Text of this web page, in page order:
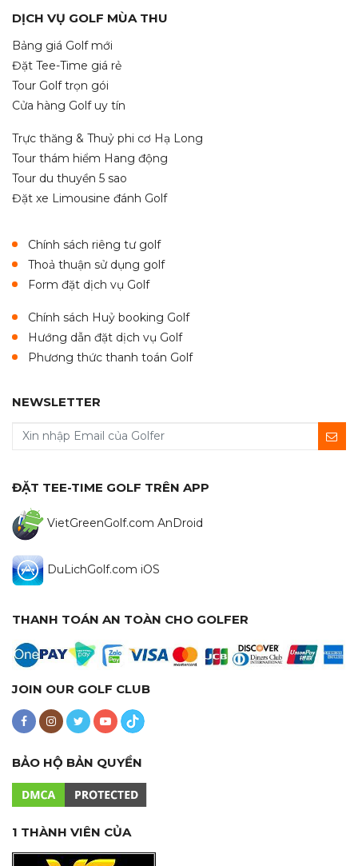
DỊCH VỤ GOLF MÙA THU
Bảng giá Golf mới
Đặt Tee-Time giá rẻ
Tour Golf trọn gói
Cửa hàng Golf uy tín
Trực thăng & Thuỷ phi cơ Hạ Long
Tour thám hiểm Hang động
Tour du thuyền 5 sao
Đặt xe Limousine đánh Golf
Chính sách riêng tư golf
Thoả thuận sử dụng golf
Form đặt dịch vụ Golf
Chính sách Huỷ booking Golf
Hướng dẫn đặt dịch vụ Golf
Phương thức thanh toán Golf
NEWSLETTER
ĐẶT TEE-TIME GOLF TRÊN APP
VietGreenGolf.com AnDroid
DuLichGolf.com iOS
THANH TOÁN AN TOÀN CHO GOLFER
JOIN OUR GOLF CLUB
BẢO HỘ BẢN QUYỀN
1 THÀNH VIÊN CỦA